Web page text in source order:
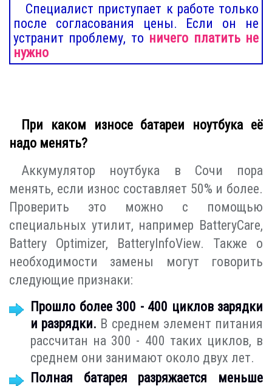
Специалист приступает к работе только
после согласования цены. Если он не
устранит проблему, то ничего платить не
нужно
При каком износе батареи ноутбука её
надо менять?
Аккумулятор ноутбука в Сочи пора
менять, если износ составляет 50% и более.
Проверить это можно с помощью
специальных утилит, например BatteryCare,
Battery Optimizer, BatteryInfoView. Также о
необходимости замены могут говорить
следующие признаки:
Прошло более 300 - 400 циклов зарядки
и разрядки. В среднем элемент питания
рассчитан на 300 - 400 таких циклов, в
среднем они занимают около двух лет.
Полная батарея разряжается меньше